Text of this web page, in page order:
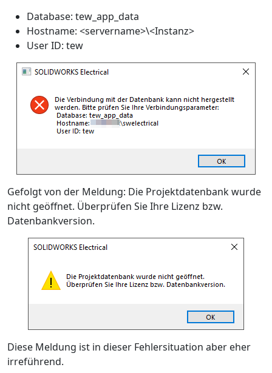
Database: tew_app_data
Hostname: <servername>\<Instanz>
User ID: tew
Gefolgt von der Meldung: Die Projektdatenbank wurde
nicht geöffnet. Überprüfen Sie Ihre Lizenz bzw.
Datenbankversion.
Diese Meldung ist in dieser Fehlersituation aber eher
irreführend.